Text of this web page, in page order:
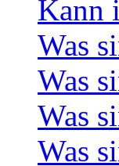
Kann
Was
Was
Was
Was